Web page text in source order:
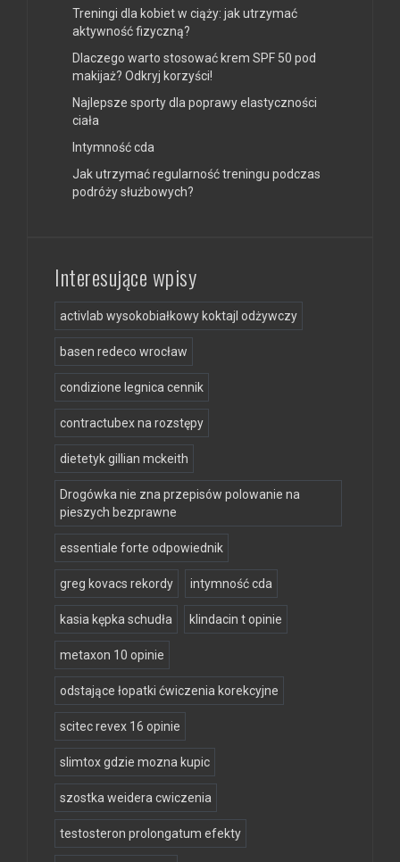
Treningi dla kobiet w ciąży: jak utrzymać
aktywność fizyczną?
Dlaczego warto stosować krem SPF 50 pod
makijaż? Odkryj korzyści!
Najlepsze sporty dla poprawy elastyczności
ciała
Intymność cda
Jak utrzymać regularność treningu podczas
podróży służbowych?
Interesujące wpisy
activlab wysokobiałkowy koktajl odżywczy
basen redeco wrocław
condizione legnica cennik
contractubex na rozstępy
dietetyk gillian mckeith
Drogówka nie zna przepisów polowanie na
pieszych bezprawne
essentiale forte odpowiednik
greg kovacs rekordy intymność cda
kasia kępka schudła klindacin t opinie
metaxon 10 opinie
odstające łopatki ćwiczenia korekcyjne
scitec revex 16 opinie
slimtox gdzie mozna kupic
szostka weidera cwiczenia
testosteron prolongatum efekty